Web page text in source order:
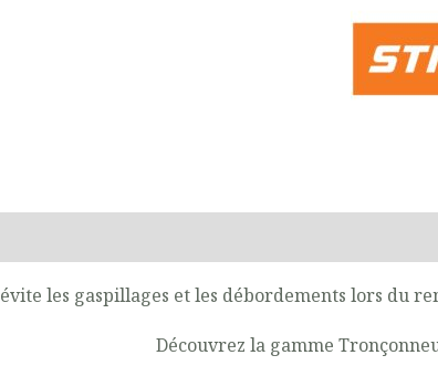
les gaspillages et les débordements lors du
Découvrez la gamme